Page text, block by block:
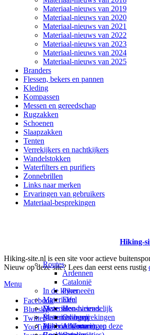
Materiaal-nieuws van 2019
Materiaal-nieuws van 2020
Materiaal-nieuws van 2021
Materiaal-nieuws van 2022
Materiaal-nieuws van 2023
Materiaal-nieuws van 2024
Materiaal-nieuws van 2025
Branders
Flessen, bekers en pannen
Kleding
Kompassen
Messen en gereedschap
Rugzakken
Schoenen
Slaapzakken
Tenten
Verrekijkers en nachtkijkers
Wandelstokken
Waterfilters en purifiers
Zonnebrillen
Links naar merken
Ervaringen van gebruikers
Materiaal-besprekingen
Hiking-
Hiking-site.nl is een site voor actieve
Nieuw op deze site? Lees dan eerst eens rustig
Menu
Facebook
Bluesky
Twitter
YouTubePrikbord (forum)
In de kijker
Materialen
Materialen-nieuws
Materiaal-besprekingen
Materiaal-ervaringen
Routes
Ardennen
Catalonië
Pyreneeën
Eifel
Hondvriendelijk
Bestemmingen
Andorra
Deze site
Over mij
Adverteren op deze